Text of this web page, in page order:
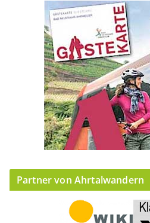
Partner von Ahrtalwandern